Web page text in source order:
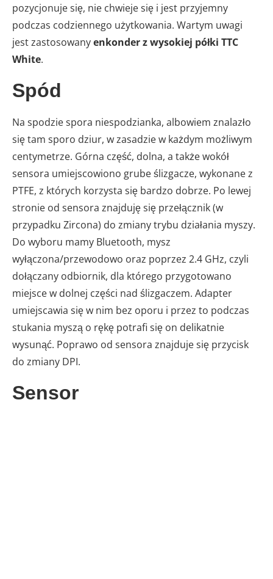
pozycjonuje się, nie chwieje się i jest przyjemny
podczas codziennego użytkowania. Wartym uwagi
jest zastosowanyenkonder z wysokiej półki TTC
White.
Spód
Na spodzie spora niespodzianka, albowiem znalazło
się tam sporo dziur, w zasadzie w każdym możliwym
centymetrze. Górna część, dolna, a także wokół
sensora umiejscowiono grube ślizgacze, wykonane z
PTFE, z których korzysta się bardzo dobrze. Po lewej
stronie od sensora znajduję się przełącznik (w
przypadku Zircona) do zmiany trybu działania myszy.
Do wyboru mamy Bluetooth, mysz
wyłączona/przewodowo oraz poprzez 2.4 GHz, czyli
dołączany odbiornik, dla którego przygotowano
miejsce w dolnej części nad ślizgaczem. Adapter
umiejscawia się w nim bez oporu i przez to podczas
stukania myszą o rękę potrafi się on delikatnie
wysunąć. Poprawo od sensora znajduje się przycisk
do zmiany DPI.
Sensor